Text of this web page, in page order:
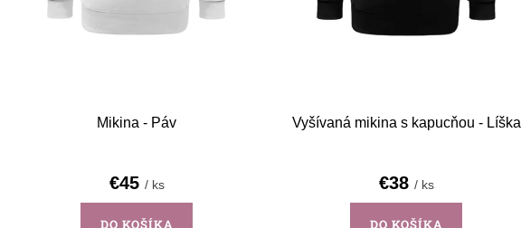
Mikina - Páv
€45 / ks
DO KOŠÍKA
Vyšívaná mikina s kapucňou - Líška
€38 / ks
DO KOŠÍKA